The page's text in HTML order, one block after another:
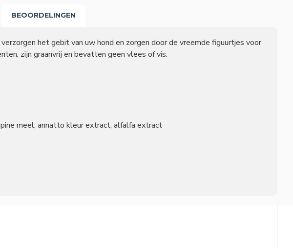
BEOORDELINGEN
het gebit van uw hond en zorgen door de vreemde figuurtjes voor
zijn graanvrij en bevatten geen vlees of vis.
meel, annatto kleur extract, alfalfa extract